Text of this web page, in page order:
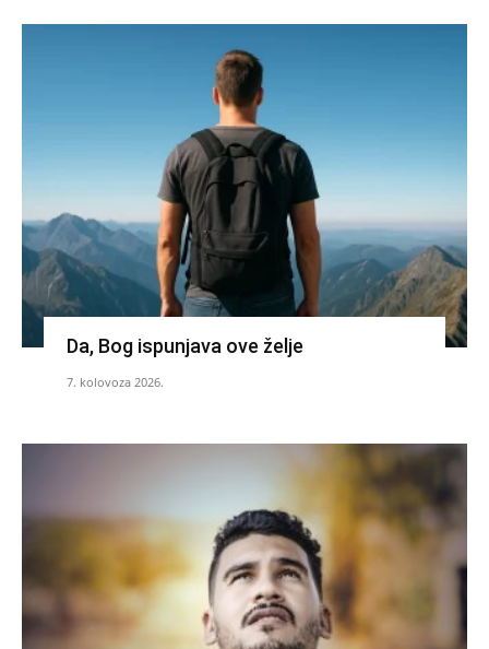
Da, Bog ispunjava ove želje
7. kolovoza 2026.